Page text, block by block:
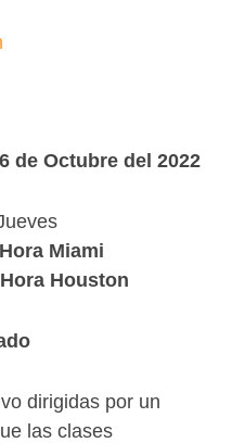
de Octubre del 2022
Hora Miami
Hora Houston
dirigidas por un
las clases